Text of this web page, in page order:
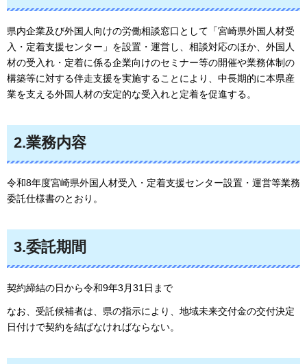
県内企業及び外国人向けの労働相談窓口として「宮崎県外国人材受
入・定着支援センター」を設置・運営し、相談対応のほか、外国人
材の受入れ・定着に係る企業向けのセミナー等の開催や業務体制の
構築等に対する伴走支援を実施することにより、中長期的に本県産
業を支える外国人材の安定的な受入れと定着を促進する。
2.業務内容
令和8年度宮崎県外国人材受入・定着支援センター設置・運営等業務
委託仕様書のとおり。
3.委託期間
契約締結の日から令和9年3月31日まで
なお、受託候補者は、県の指示により、地域未来交付金の交付決定
日付けで契約を結ばなければならない。